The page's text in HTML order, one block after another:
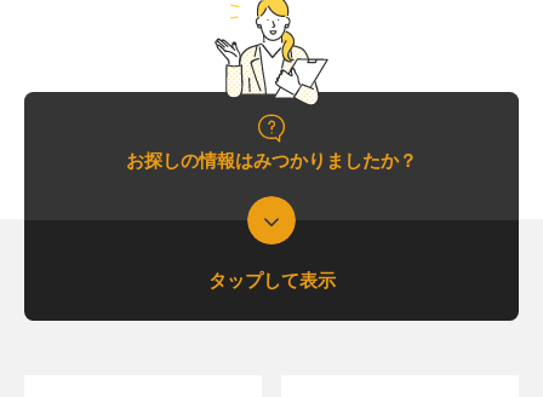
お探しの情報はみつかりましたか？
タップして表示